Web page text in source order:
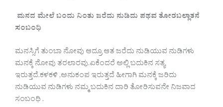
ಮನದ ಮೇಲೆ ಬಂದು ನಿಂತು ಜರೆದು ನುಡಿದು ಪಥವ ತೋರಬಲ್ಲಾತನೆ
ಸಂಬಂಧಿ
ಮನಸ್ಸಿಗೆ ತುಂಬಾ ನೋವು ಆದ್ರೂ ಆತ ಜರೆದು ನುಡಿಯುವ ನುಡಿಗಳು
ಮನಕ್ಕೆ ನೋವು ತರಲಾರವು.ಏಕೆಂದರೆ ಅಲ್ಲಿ ಬದುಕಿನ ಸತ್ಯ
ಇರುತ್ತದೆ.ಕಳಕಳಿ ,ಅನುಕಂಪ ಇರುತ್ತದೆ ಹೀಗಾಗಿ ಮನಕ್ಕೆ ಜರಿದು
ನುಡಿಯುವ ನುಡಿಗಳು ನಮ್ಮ ಬದುಕಿನ ದಾರಿ ತೋರಿಸುವನೇ ನಿಜವಾದ
ಸಂಬಂಧಿ .